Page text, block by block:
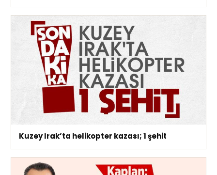
Kuzey Irak’ta helikopter kazası; 1 şehit